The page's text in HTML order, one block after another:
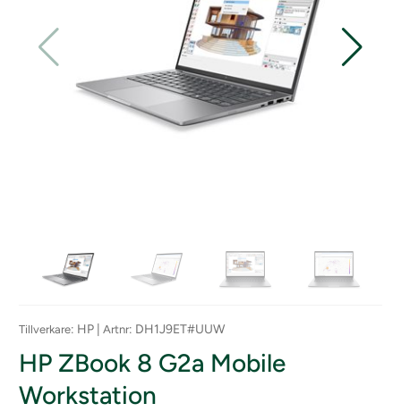
Tillverkare: HP | Artnr: DH1J9ET#UUW
HP ZBook 8 G2a Mobile
Workstation